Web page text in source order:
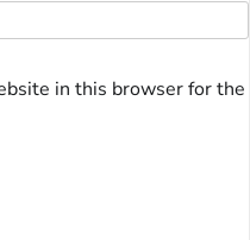
in this browser for the